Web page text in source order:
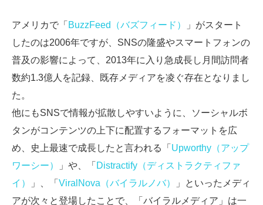
アメリカで「 BuzzFeed（バズフィード）
」がスタート
したのは2006年ですが、SNSの隆盛やスマートフォンの
普及の影響によって、2013年に入り急成長し月間訪問者
数約1.3億人を記録、既存メディアを凌ぐ存在となりまし
た。
他にもSNSで情報が拡散しやすいように、ソーシャルボ
タンがコンテンツの上下に配置するフォーマットを広
め、史上最速で成長したと言われる「 Upworthy（アップ
ワーシー）
」や、「 Distractify（ディストラクティファ
イ）
」、「 ViralNova（バイラルノバ）
」といったメディ
アが次々と登場したことで、「バイラルメディア」は一